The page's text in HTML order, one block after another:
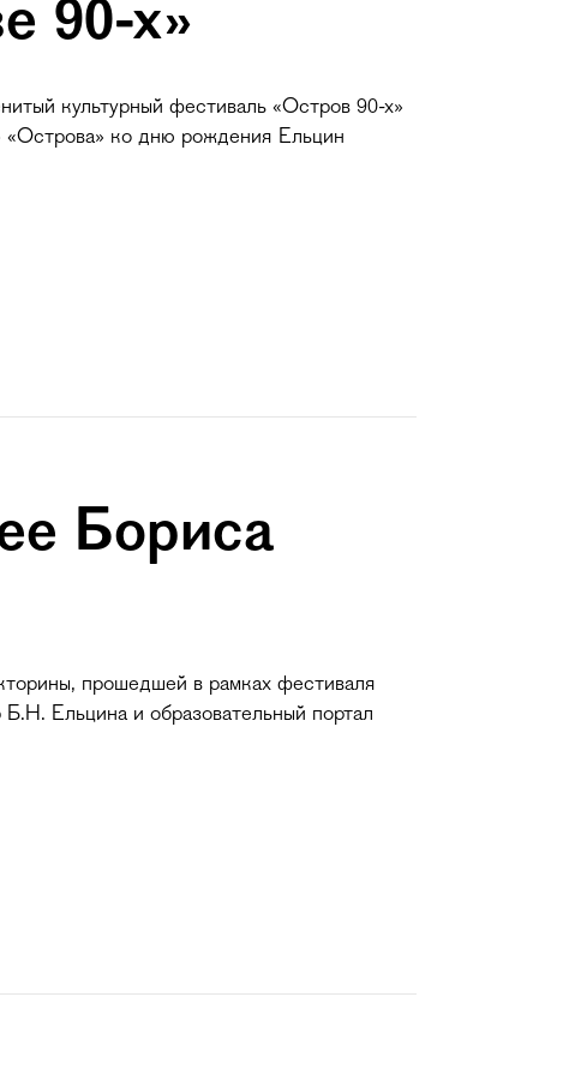
90-х»
культурный фестиваль «Остров 90-х»
«Острова» ко дню рождения Ельцин
Бориса
прошедшей в рамках фестиваля
Ельцина и образовательный портал